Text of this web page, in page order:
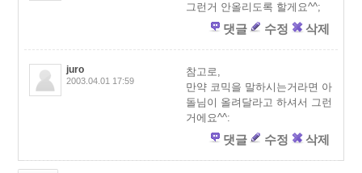
그런거 안올리도록 할게요^^;
댓글 수정 삭제
juro
2003.04.01 17:59
참고로,
만약 코믹을 말하시는거라면 아
돌님이 올려달라고 하셔서 그런
거에요^^:
댓글 수정 삭제